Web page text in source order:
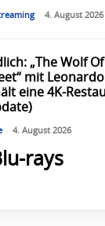
4. August 2026
„The Wolf Of
mit
eine 4K-
4. August 2026
rays